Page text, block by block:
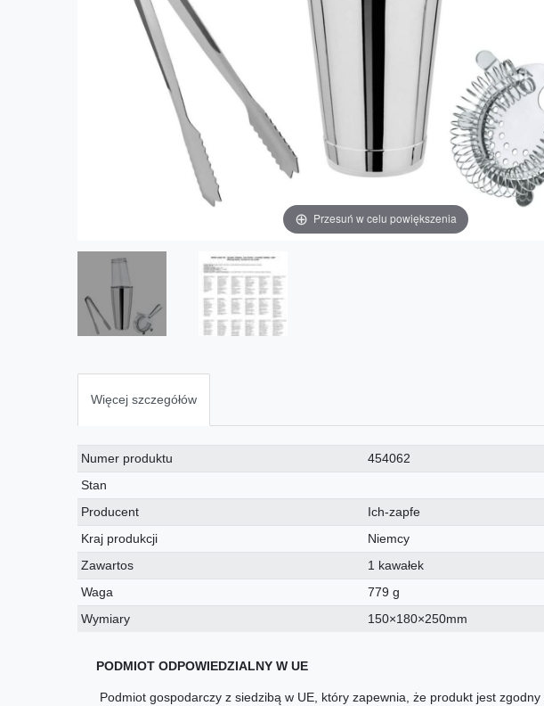
Przesuń w celu powiększenia
Więcej szczegółów
Charakterystyka
techniczna
Wartość
Numer produktu
454062
Stan
Producent
Ich-zapfe
Kraj produkcji
Niemcy
Zawartos
1 kawałek
Waga
779 g
Wymiary
150×180×250mm
PODMIOT ODPOWIEDZIALNY W UE
Podmiot gospodarczy z siedzibą w UE, który zapewnia, że produkt jest zgodny